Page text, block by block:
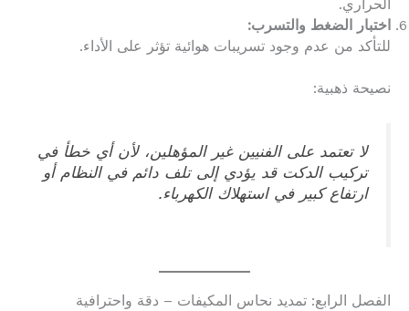
الحراري.
اختبار الضغط والتسرب:
للتأكد من عدم وجود تسريبات هوائية تؤثر على الأداء.
نصيحة ذهبية:
لا تعتمد على الفنيين غير المؤهلين، لأن أي خطأ في
تركيب الدكت قد يؤدي إلى تلف دائم في النظام أو
ارتفاع كبير في استهلاك الكهرباء.
الفصل الرابع: تمديد نحاس المكيفات – دقة واحترافية